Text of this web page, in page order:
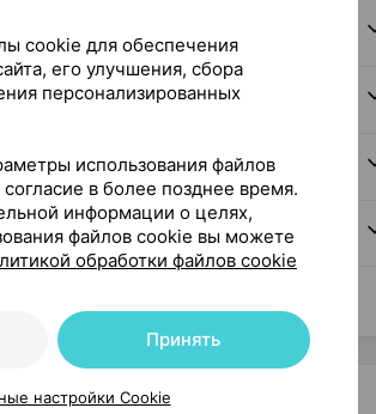
cookie для обеспечения
его улучшения, сбора
персонализированных
использования файлов
в более позднее время.
информации о целях,
файлов cookie вы можете
обработки файлов cookie
Принять
настройки Cookie